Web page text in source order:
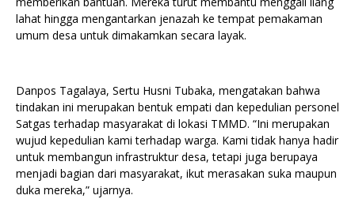
lahat hingga mengantarkan jenazah ke tempat pemakaman
umum desa untuk dimakamkan secara layak.
Danpos Tagalaya, Sertu Husni Tubaka, mengatakan bahwa
tindakan ini merupakan bentuk empati dan kepedulian personel
Satgas terhadap masyarakat di lokasi TMMD. “Ini merupakan
wujud kepedulian kami terhadap warga. Kami tidak hanya hadir
untuk membangun infrastruktur desa, tetapi juga berupaya
menjadi bagian dari masyarakat, ikut merasakan suka maupun
duka mereka,” ujarnya.